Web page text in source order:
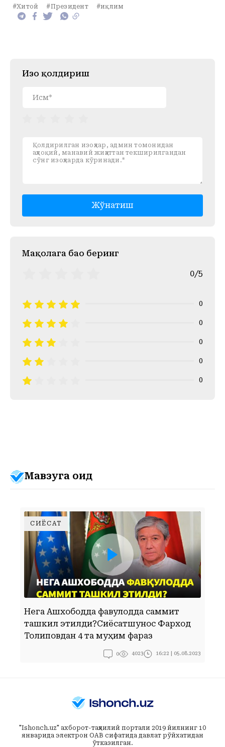
#Хитой #Президент #иқлим
Изоҳ қолдириш
Жўнатиш
Mақолага баҳо беринг
0/5
0
0
0
0
0
Мавзуга оид
НЕГА АШХОБОДДА ФАВҚУЛОДДА САММИТ ТАШКИЛ ЭТИЛДИ?СИЁСАТШУНОС ФАРХОД ТОЛИПОВДАН 4 ТА МУҲИМ ФАРАЗ
СИЁСАТ
Нега Ашхободда фавқулодда саммит
ташкил этилди?Сиёсатшунос Фарход
Толиповдан 4 та муҳим фараз
0 4023 16:22 | 05.08.2023
"Ishonch.uz" ахборот-таҳлилий портали 2019 йилнинг 10
январида электрон ОАВ сифатида давлат рўйхатидан
ўтказилган.